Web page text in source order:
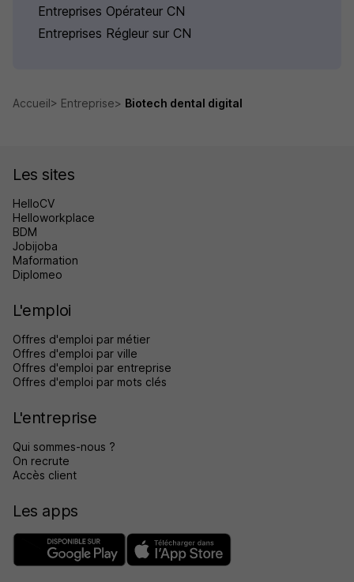
Entreprises Opérateur CN
Entreprises Régleur sur CN
Accueil Entreprise Biotech dental digital
Les sites
HelloCV
Helloworkplace
BDM
Jobijoba
Maformation
Diplomeo
L'emploi
Offres d'emploi par métier
Offres d'emploi par ville
Offres d'emploi par entreprise
Offres d'emploi par mots clés
L'entreprise
Qui sommes-nous ?
On recrute
Accès client
Les apps